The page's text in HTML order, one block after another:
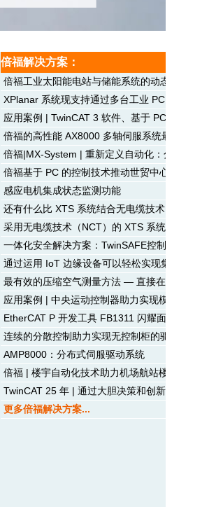
倍福解决方案：
倍福工业太阳能电站与储能系统的动态调控
XPlanar 系统现支持通过多台工业 PC 控制
应用案例 | TwinCAT 3 软件、基于 PC 的控制技
倍福的高性能 AX8000 多轴伺服系统最大限度地
倍福|MX-System | 重新定义自动化：分布式无控
倍福基于 PC 的控制技术推动世贸中心园区内的
感应电机集成状态监测功能
还有什么比 XTS 系统结合无电缆技术 （NCT）
采用无电缆技术（NCT）的 XTS 系统实现高动
一体化安全解决方案：TwinSAFE控制器将安全
通过运用 IoT 边缘设备可以轻松实现集成工业
最有效的压缩空气测量方法 — 直接在现场或直
应用案例 | 中央运动控制器助力实现模块化设计
EtherCAT P 开发工具 FB1311 闪耀面世
连续的分散控制助力实现无控制柜的驱动技术
AMP8000：分布式伺服驱动系统
倍福 | 楼宇自动化技术助力机场航站楼自主高效
TwinCAT 25 年 | 通过大胆决策和创新驱动实现
更多倍福解决方案...